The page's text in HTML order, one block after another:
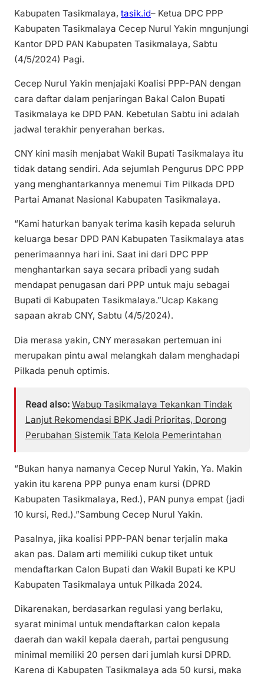
Kabupaten Tasikmalaya, tasik.id– Ketua DPC PPP
Kabupaten Tasikmalaya Cecep Nurul Yakin mngunjungi
Kantor DPD PAN Kabupaten Tasikmalaya, Sabtu
(4/5/2024) Pagi.
Cecep Nurul Yakin menjajaki Koalisi PPP-PAN dengan
cara daftar dalam penjaringan Bakal Calon Bupati
Tasikmalaya ke DPD PAN. Kebetulan Sabtu ini adalah
jadwal terakhir penyerahan berkas.
CNY kini masih menjabat Wakil Bupati Tasikmalaya itu
tidak datang sendiri. Ada sejumlah Pengurus DPC PPP
yang menghantarkannya menemui Tim Pilkada DPD
Partai Amanat Nasional Kabupaten Tasikmalaya.
“Kami haturkan banyak terima kasih kepada seluruh
keluarga besar DPD PAN Kabupaten Tasikmalaya atas
penerimaannya hari ini. Saat ini dari DPC PPP
menghantarkan saya secara pribadi yang sudah
mendapat penugasan dari PPP untuk maju sebagai
Bupati di Kabupaten Tasikmalaya.”Ucap Kakang
sapaan akrab CNY, Sabtu (4/5/2024).
Dia merasa yakin, CNY merasakan pertemuan ini
merupakan pintu awal melangkah dalam menghadapi
Pilkada penuh optimis.
Read also: Wabup Tasikmalaya Tekankan Tindak
Lanjut Rekomendasi BPK Jadi Prioritas, Dorong
Perubahan Sistemik Tata Kelola Pemerintahan
“Bukan hanya namanya Cecep Nurul Yakin, Ya. Makin
yakin itu karena PPP punya enam kursi (DPRD
Kabupaten Tasikmalaya, Red.), PAN punya empat (jadi
10 kursi, Red.).”Sambung Cecep Nurul Yakin.
Pasalnya, jika koalisi PPP-PAN benar terjalin maka
akan pas. Dalam arti memiliki cukup tiket untuk
mendaftarkan Calon Bupati dan Wakil Bupati ke KPU
Kabupaten Tasikmalaya untuk Pilkada 2024.
Dikarenakan, berdasarkan regulasi yang berlaku,
syarat minimal untuk mendaftarkan calon kepala
daerah dan wakil kepala daerah, partai pengusung
minimal memiliki 20 persen dari jumlah kursi DPRD.
Karena di Kabupaten Tasikmalaya ada 50 kursi, maka